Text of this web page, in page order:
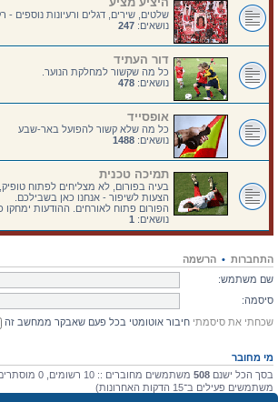
שלטים, שירים, דגלים ורעיונות נוספים -
נושאים: 247
דור העתיד
כל מה שקשור למחלקת הנוער.
נושאים: 478
אופסייד
כל מה שלא קשור להפועל באר-שבע
נושאים: 1488
תמיכה טכנית
בעיה בפורום, לא מצליחים לפתוח
הצעות לשיפור - אנחנו כאן בשבילכם.
הפורום פתוח לאורחים. ההודעות ימחקו
נושאים: 1
התחברות • הרשמה
שם משתמש:
סיסמה:
שכחתי את סיסמתי חיבור אוטומטי בכל פעם שאבקר ממחשב זה
מי מחובר
בסך הכל ישנם 508
משתמשים פעילים ב־15 הדקות האחרונות)